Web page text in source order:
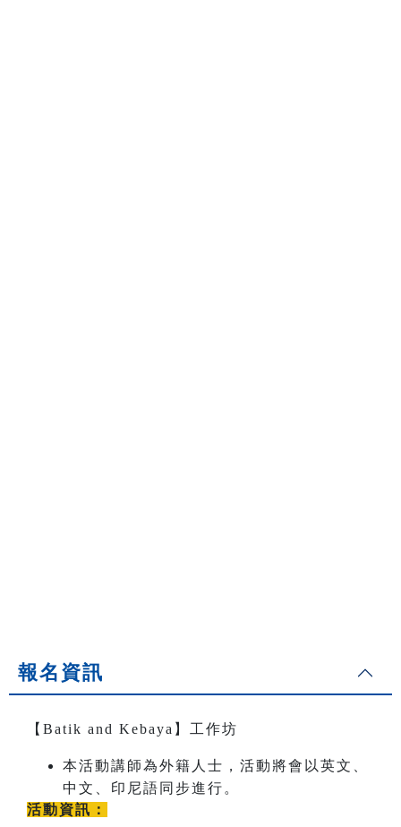
報名資訊
【Batik and Kebaya】工作坊
本活動講師為外籍人士，活動將會以英文、
中文、印尼語同步進行。
活動資訊：